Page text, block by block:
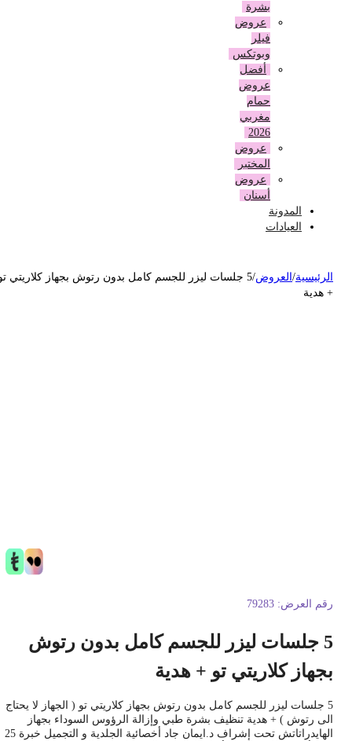
بشرة
عروض
وبوتكس
أفضل
عروض
حمام
مغربي
عروض
المختبر
عروض
أسنان
المدونة
العيادات
/العروض
5 جلسات ليزر للجسم كامل بدون رتوش بجهاز كلاريتي تو
هدية
العرض: 79283
5 جلسات ليزر للجسم كامل بدون رتوش
كلاريتي تو + هدية
5 جلسات ليزر للجسم كامل بدون رتوش بجهاز كلاريتي تو ( الجهاز لا يحتاج
رتوش ) + هدية تنظيف بشرة طبي وإزالة الرؤوس السوداء بجهاز
الهايدراتاتش تحت إشراف د.ايمان جاد أخصائية الجلدية و التجميل خبرة 25